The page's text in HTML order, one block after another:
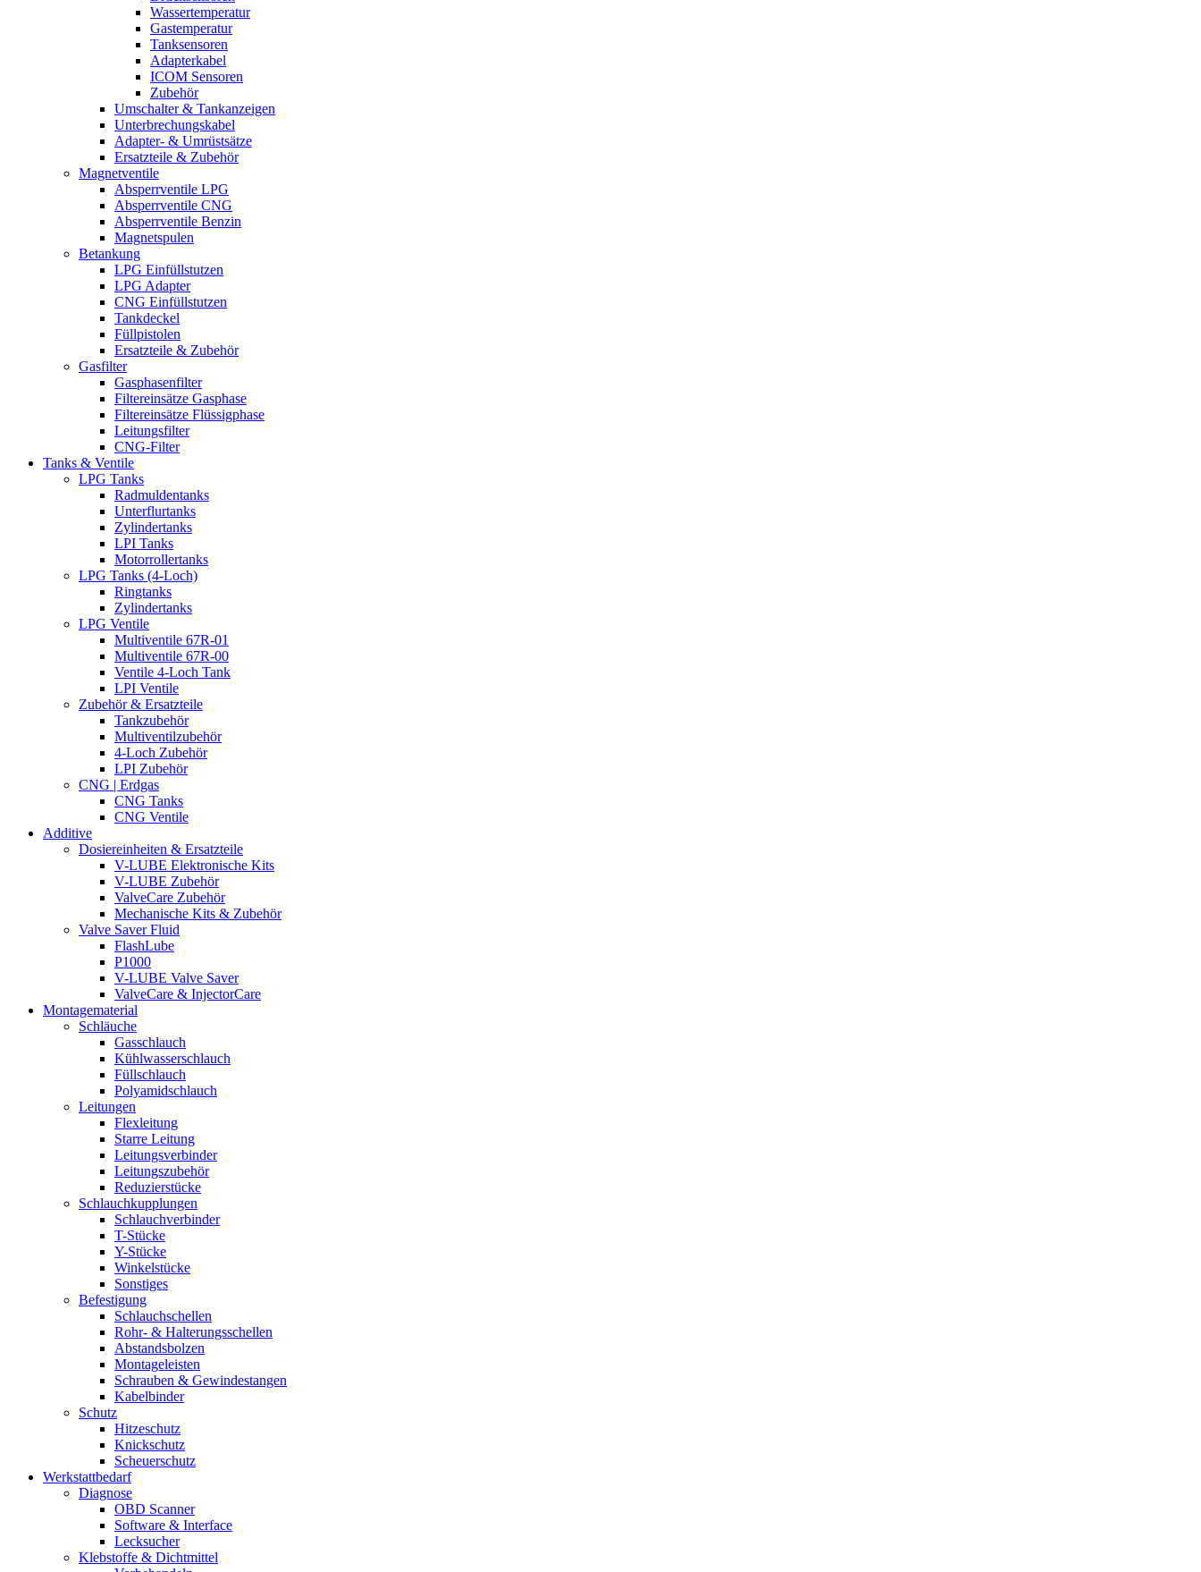
Wassertemperatur
Gastemperatur
Tanksensoren
Adapterkabel
ICOM Sensoren
Zubehör
Umschalter & Tankanzeigen
Unterbrechungskabel
Adapter- & Umrüstsätze
Ersatzteile & Zubehör
Magnetventile
Absperrventile LPG
Absperrventile CNG
Absperrventile Benzin
Magnetspulen
Betankung
LPG Einfüllstutzen
LPG Adapter
CNG Einfüllstutzen
Tankdeckel
Füllpistolen
Ersatzteile & Zubehör
Gasfilter
Gasphasenfilter
Filtereinsätze Gasphase
Filtereinsätze Flüssigphase
Leitungsfilter
CNG-Filter
Tanks & Ventile
LPG Tanks
Radmuldentanks
Unterflurtanks
Zylindertanks
LPI Tanks
Motorrollertanks
LPG Tanks (4-Loch)
Ringtanks
Zylindertanks
LPG Ventile
Multiventile 67R-01
Multiventile 67R-00
Ventile 4-Loch Tank
LPI Ventile
Zubehör & Ersatzteile
Tankzubehör
Multiventilzubehör
4-Loch Zubehör
LPI Zubehör
CNG | Erdgas
CNG Tanks
CNG Ventile
Additive
Dosiereinheiten & Ersatzteile
V-LUBE Elektronische Kits
V-LUBE Zubehör
ValveCare Zubehör
Mechanische Kits & Zubehör
Valve Saver Fluid
FlashLube
P1000
V-LUBE Valve Saver
ValveCare & InjectorCare
Montagematerial
Schläuche
Gasschlauch
Kühlwasserschlauch
Füllschlauch
Polyamidschlauch
Leitungen
Flexleitung
Starre Leitung
Leitungsverbinder
Leitungszubehör
Reduzierstücke
Schlauchkupplungen
Schlauchverbinder
T-Stücke
Y-Stücke
Winkelstücke
Sonstiges
Befestigung
Schlauchschellen
Rohr- & Halterungsschellen
Abstandsbolzen
Montageleisten
Schrauben & Gewindestangen
Kabelbinder
Schutz
Hitzeschutz
Knickschutz
Scheuerschutz
Werkstattbedarf
Diagnose
OBD Scanner
Software & Interface
Lecksucher
Klebstoffe & Dichtmittel